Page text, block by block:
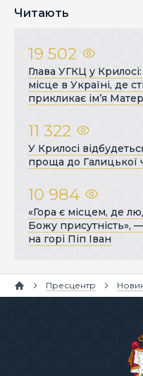
Читають
19 502
Глава УГКЦ у
місце в Україні, де
прикликає ім’я
11 322
У Крилосі
проща до Галицької
10 984
«Гора є місцем, де
Божу присутність»,
на горі Піп Іван
Пресцентр